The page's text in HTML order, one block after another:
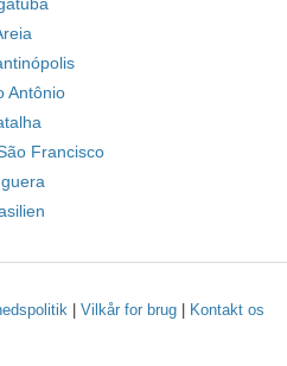
Antônio
Francisco
Vilkår for brug Kontakt os